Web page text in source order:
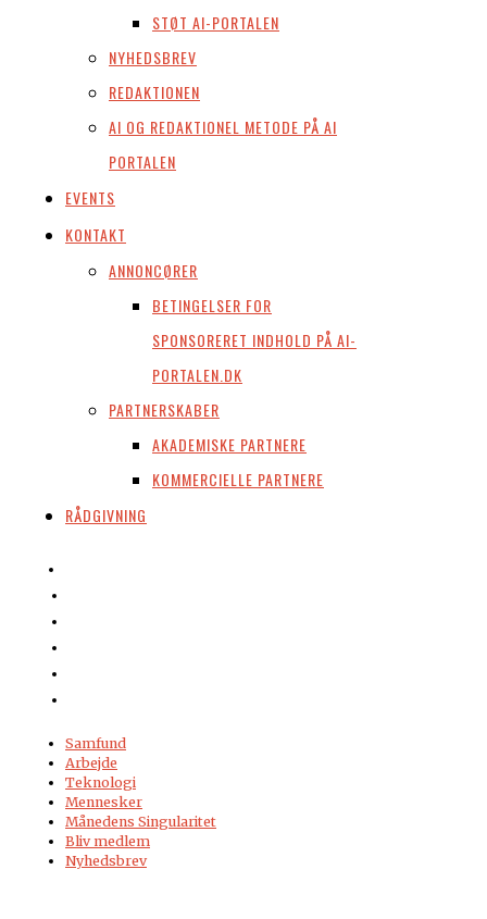
STØT AI-PORTALEN
NYHEDSBREV
REDAKTIONEN
AI OG REDAKTIONEL METODE PÅ AI
PORTALEN
EVENTS
KONTAKT
ANNONCØRER
BETINGELSER FOR
SPONSORERET INDHOLD PÅ AI-
PORTALEN.DK
PARTNERSKABER
AKADEMISKE PARTNERE
KOMMERCIELLE PARTNERE
RÅDGIVNING
Samfund
Arbejde
Teknologi
Mennesker
Månedens Singularitet
Bliv medlem
Nyhedsbrev